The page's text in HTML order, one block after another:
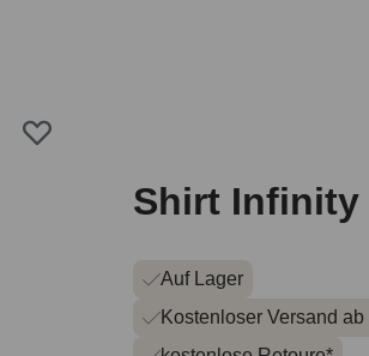
Shirt Infinity
Auf Lager
Kostenloser Versand